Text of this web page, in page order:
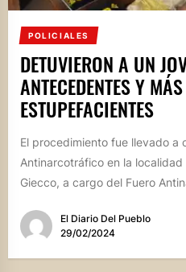
POLICIALES
DETUVIERON A UN
ANTECEDENTES Y
ESTUPEFACIENTES
El procedimiento fue llevado a
Antinarcotráfico en la
Giecco, a cargo del Fuero
El Diario Del Pueblo
29/02/2024